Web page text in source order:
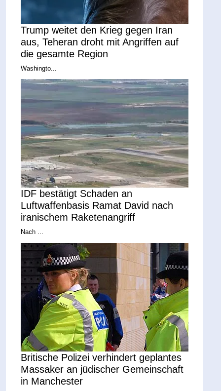
Trump weitet den Krieg gegen Iran
aus, Teheran droht mit Angriffen auf
die gesamte Region
Washingto...
IDF bestätigt Schaden an
Luftwaffenbasis Ramat David nach
iranischem Raketenangriff
Nach ...
Britische Polizei verhindert geplantes
Massaker an jüdischer Gemeinschaft
in Manchester